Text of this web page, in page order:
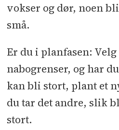
vokser og dør, noen
små.
Er du i planfasen:
nabogrenser, og har
kan bli stort, plant et
du tar det andre, slik
stort.